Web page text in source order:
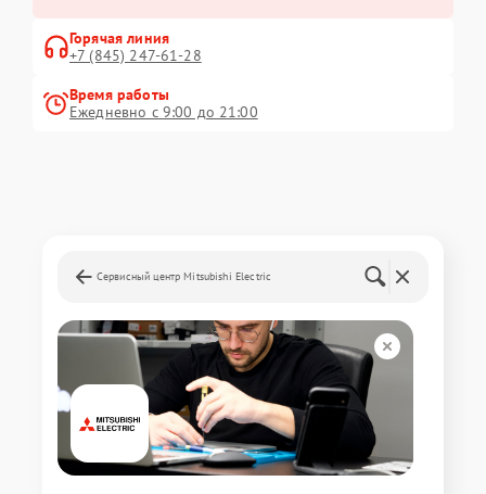
Горячая линия
+7 (845) 247-61-28
Время работы
Ежедневно с 9:00 до 21:00
Сервисный центр Mitsubishi Electric